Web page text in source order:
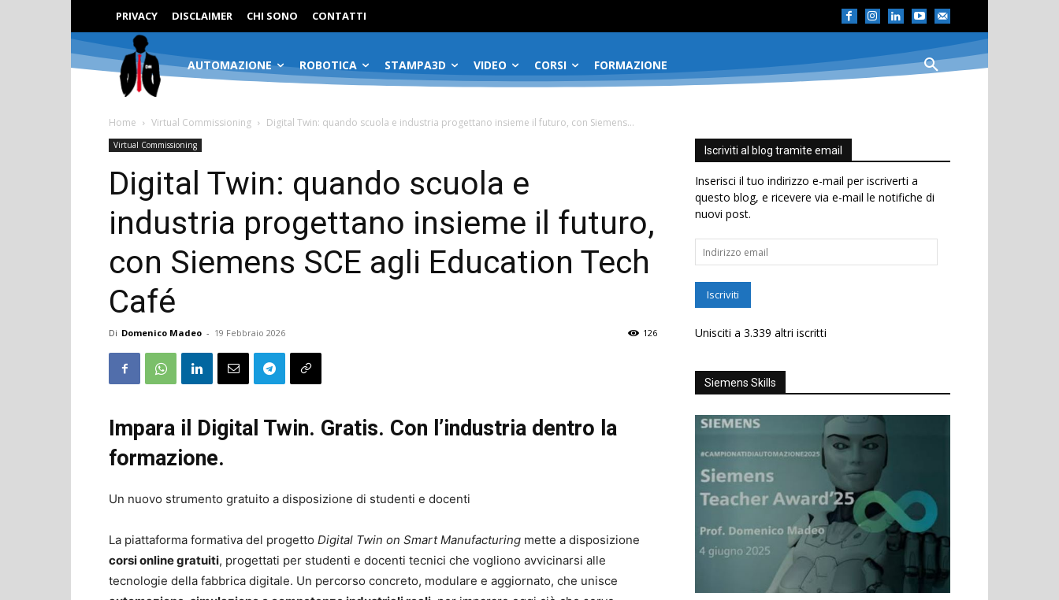
PRIVACY DISCLAIMER CHI SONO CONTATTI
AUTOMAZIONE ROBOTICA STAMPA3D VIDEO CORSI FORMAZIONE
Home Virtual Commissioning Digital Twin: quando scuola e industria progettano insieme il futuro, con Siemens...
Virtual Commissioning
Digital Twin: quando scuola e
industria progettano insieme il futuro,
con Siemens SCE agli Education Tech
Café
Di Domenico Madeo - 19 Febbraio 2026 126
Impara il Digital Twin. Gratis. Con l’industria dentro la
formazione.
Un nuovo strumento gratuito a disposizione di studenti e docenti
La piattaforma formativa del progetto Digital Twin on Smart Manufacturing mette a disposizione
corsi online gratuiti, progettati per studenti e docenti tecnici che vogliono avvicinarsi alle
tecnologie della fabbrica digitale. Un percorso concreto, modulare e aggiornato, che unisce
Iscriviti al blog tramite email
Inserisci il tuo indirizzo e-mail per iscriverti a
questo blog, e ricevere via e-mail le notifiche di
nuovi post.
Indirizzo
email
Iscriviti
Unisciti a 3.339 altri iscritti
Siemens Skills